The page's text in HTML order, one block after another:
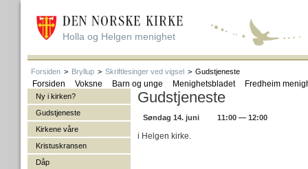
Holla og Helgen menighet
Forsiden > Bryllup > Skriftlesinger ved vigsel > Gudstjeneste
Forsiden Voksne Barn og unge Menighetsbladet Fredheim
Ny i kirken?
Gudstjeneste
Kirkene våre
Kristuskransen
Dåp
Gudstjeneste
Søndag 14. juni 11:00 — 12:00
i Helgen kirke.